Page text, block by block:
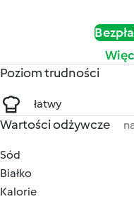
Poziom trudności
łatwy
Wartości odżywcze
Sód
Białko
Kalorie